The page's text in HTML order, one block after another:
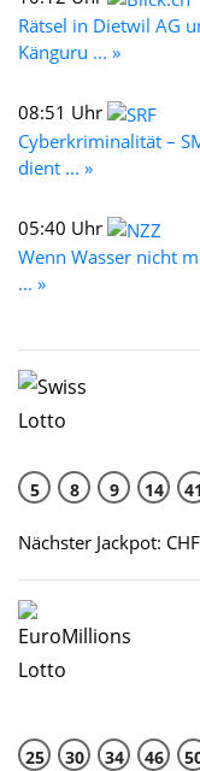
Rätsel in Dietwil AG
Känguru ... »
08:51 Uhr
Cyberkriminalität –
dient ... »
05:40 Uhr
Wenn Wasser nicht
... »
5 8 9 14 41
Nächster Jackpot:
25 30 34 46